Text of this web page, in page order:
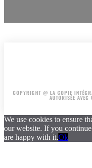
COPYRIGHT @ LA COPIE
AUTORISÉE
We use cookies to ensure
our website. If you
are happy with it.Ok